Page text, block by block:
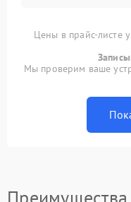
Цены в прайс-листе
Мы проверим ваше